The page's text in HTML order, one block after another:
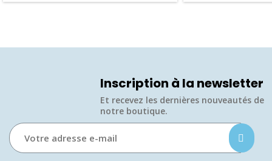
Inscription à la newsletter
Et recevez les dernières nouveautés de
notre boutique.​